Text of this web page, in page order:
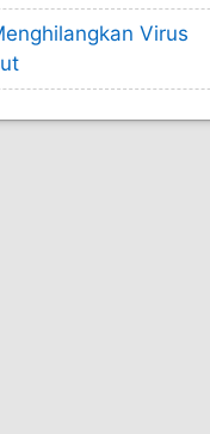
Virus